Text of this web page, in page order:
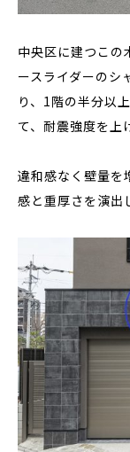
中央区に建つこ
ースライダーのシ
り、1階の半分以
て、耐震強度を上
違和感なく壁量を
感と重厚さを演出